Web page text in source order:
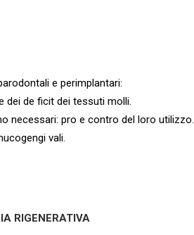
e perimplantari:
dei de ficit dei tessuti molli.
necessari: pro e contro del loro utilizzo.
vali.
RIGENERATIVA